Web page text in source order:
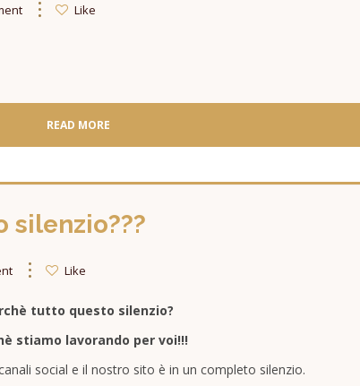
Like
READ MORE
silenzio???
Like
tutto questo silenzio?
stiamo lavorando per voi!!!
social e il nostro sito è in un completo silenzio.